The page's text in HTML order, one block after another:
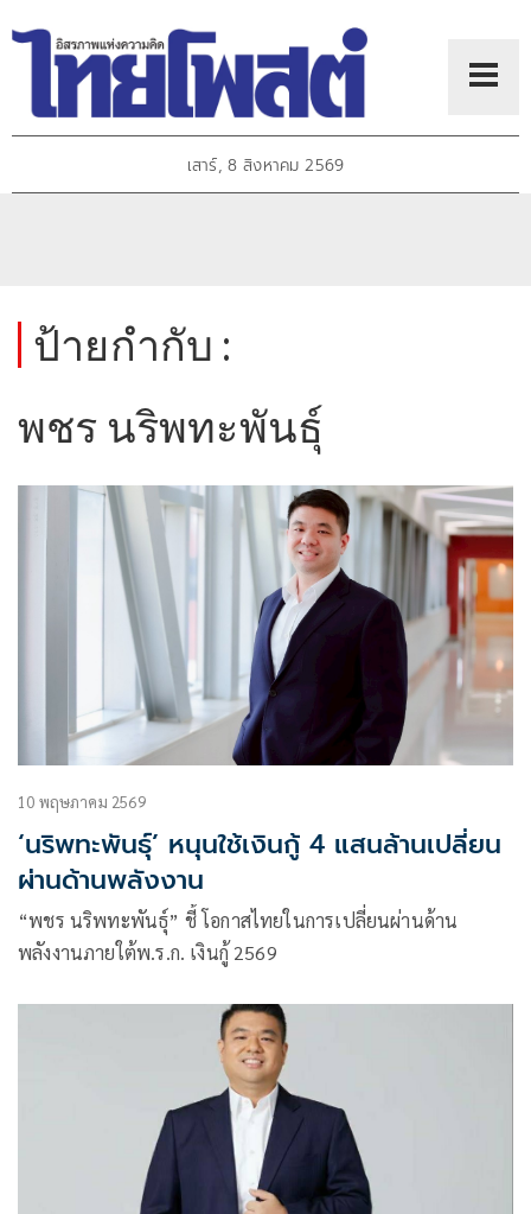
เสาร์, 8 สิงหาคม 2569
ป้ายกำกับ :
พชร นริพทะพันธุ์
10 พฤษภาคม 2569
‘นริพทะพันธุ์’ หนุนใช้เงินกู้ 4 แสนล้านเปลี่ยน
ผ่านด้านพลังงาน
“พชร นริพทะพันธุ์” ชี้ โอกาสไทยในการเปลี่ยนผ่านด้าน
พลังงานภายใต้พ.ร.ก. เงินกู้ 2569